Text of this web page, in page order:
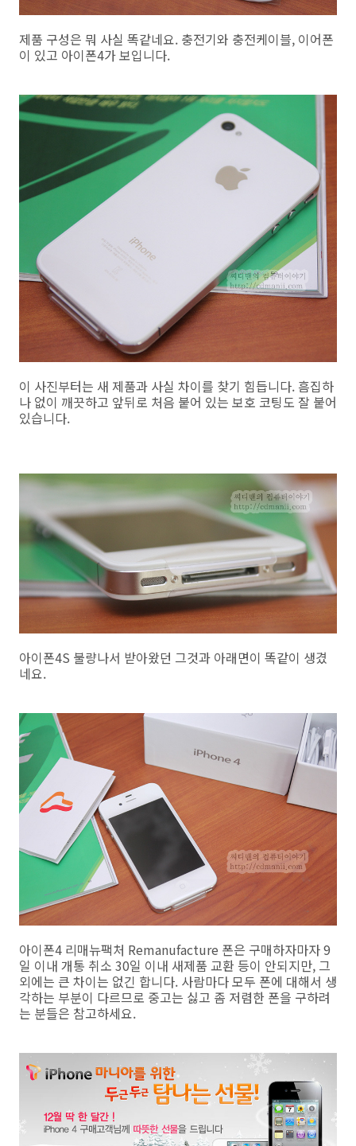
제품 구성은 뭐 사실 똑같네요. 충전기와 충전케이블, 이어폰
이 있고 아이폰4가 보입니다.
이 사진부터는 새 제품과 사실 차이를 찾기 힘듭니다. 흠집하
나 없이 깨끗하고 앞뒤로 처음 붙어 있는 보호 코팅도 잘 붙어
있습니다.
아이폰4S 불량나서 받아왔던 그것과 아래면이 똑같이 생겼
네요.
아이폰4 리매뉴팩처 Remanufacture 폰은 구매하자마자 9
일 이내 개통 취소 30일 이내 새제품 교환 등이 안되지만, 그
외에는 큰 차이는 없긴 합니다. 사람마다 모두 폰에 대해서 생
각하는 부분이 다르므로 중고는 싫고 좀 저렴한 폰을 구하려
는 분들은 참고하세요.